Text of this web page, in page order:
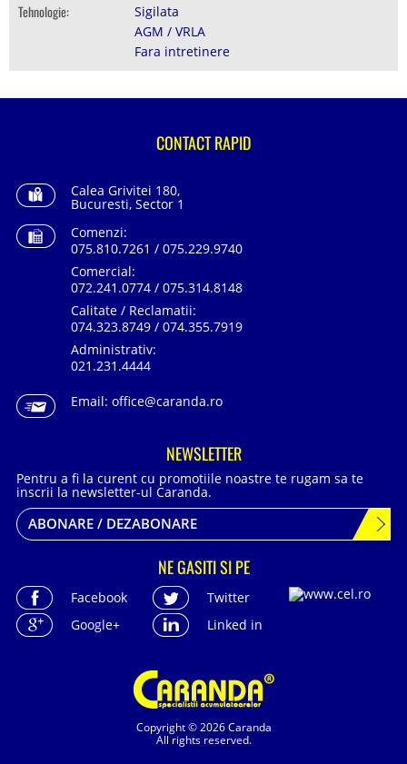
Tehnologie:
Sigilata
AGM / VRLA
Fara intretinere
Copyright © 2026 Caranda
All rights reserved.
CONTACT RAPID
Calea Grivitei 180,
Bucuresti, Sector 1
Comenzi:
075.810.7261 / 075.229.9740
Comercial:
072.241.0774 / 075.314.8148
Calitate / Reclamatii:
074.323.8749 / 074.355.7919
Administrativ:
021.231.4444
Email: office@caranda.ro
NEWSLETTER
Pentru a fi la curent cu promotiile noastre te rugam sa te
inscrii la newsletter-ul Caranda.
ABONARE / DEZABONARE
NE GASITI SI PE
Facebook
Twitter
Google+
Linked in